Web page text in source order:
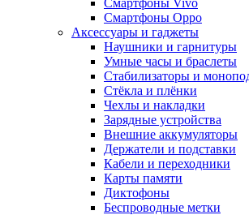
Смартфоны Vivo
Смартфоны Oppo
Аксессуары и гаджеты
Наушники и гарнитуры
Умные часы и браслеты
Стабилизаторы и
Стёкла и плёнки
Чехлы и накладки
Зарядные устройства
Внешние аккумуляторы
Держатели и подставки
Кабели и переходники
Карты памяти
Диктофоны
Беспроводные метки